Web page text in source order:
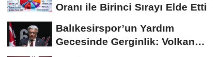
Oranı ile Birinci Sırayı Elde Etti
Balıkesirspor’un Yardım
Gecesinde Gerginlik: Volkan